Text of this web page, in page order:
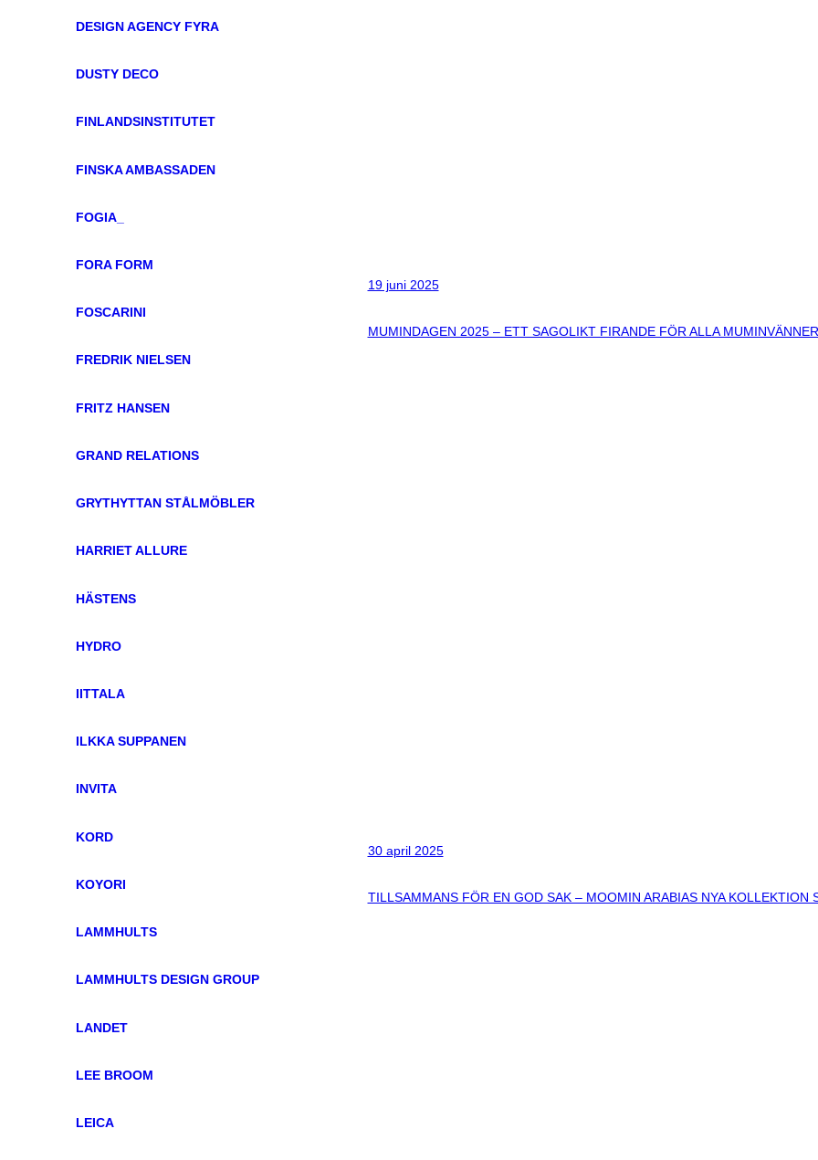
DESIGN AGENCY FYRA
DUSTY DECO
FINLANDSINSTITUTET
FINSKA AMBASSADEN
FOGIA_
FORA FORM
FOSCARINI
FREDRIK NIELSEN
FRITZ HANSEN
GRAND RELATIONS
GRYTHYTTAN STÅLMÖBLER
HARRIET ALLURE
HÄSTENS
HYDRO
IITTALA
ILKKA SUPPANEN
INVITA
KORD
KOYORI
LAMMHULTS
LAMMHULTS DESIGN GROUP
LANDET
LEE BROOM
LEICA
19 juni 2025
MUMINDAGEN 2025 – ETT SAGOLIKT FIRANDE FÖR ALLA MUMINVÄNNER
30 april 2025
TILLSAMMANS FÖR EN GOD SAK – MOOMIN ARABIAS NYA KOLLEKTION